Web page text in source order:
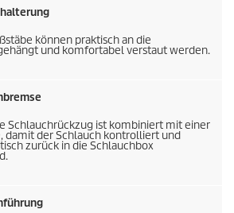
können praktisch an die
und komfortabel verstaut werden.
Schlauchrückzug ist kombiniert mit einer
damit der Schlauch kontrolliert und
zurück in die Schlauchbox